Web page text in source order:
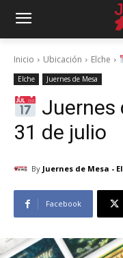
Inicio Ubicación Elche
Elche Juernes de Mesa
Juernes
31 de julio
By Juernes de Mesa -
Facebook